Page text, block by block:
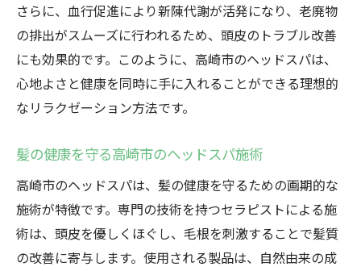
さらに、血行促進により新陳代謝が活発になり、老廃物
の排出がスムーズに行われるため、頭皮のトラブル改善
にも効果的です。このように、高崎市のヘッドスパは、
心地よさと健康を同時に手に入れることができる理想的
なリラクゼーション方法です。
髪の健康を守る高崎市のヘッドスパ施術
高崎市のヘッドスパは、髪の健康を守るための画期的な
施術が特徴です。専門の技術を持つセラピストによる施
術は、頭皮を優しくほぐし、毛根を刺激することで髪質
の改善に寄与します。使用される製品は、自然由来の成